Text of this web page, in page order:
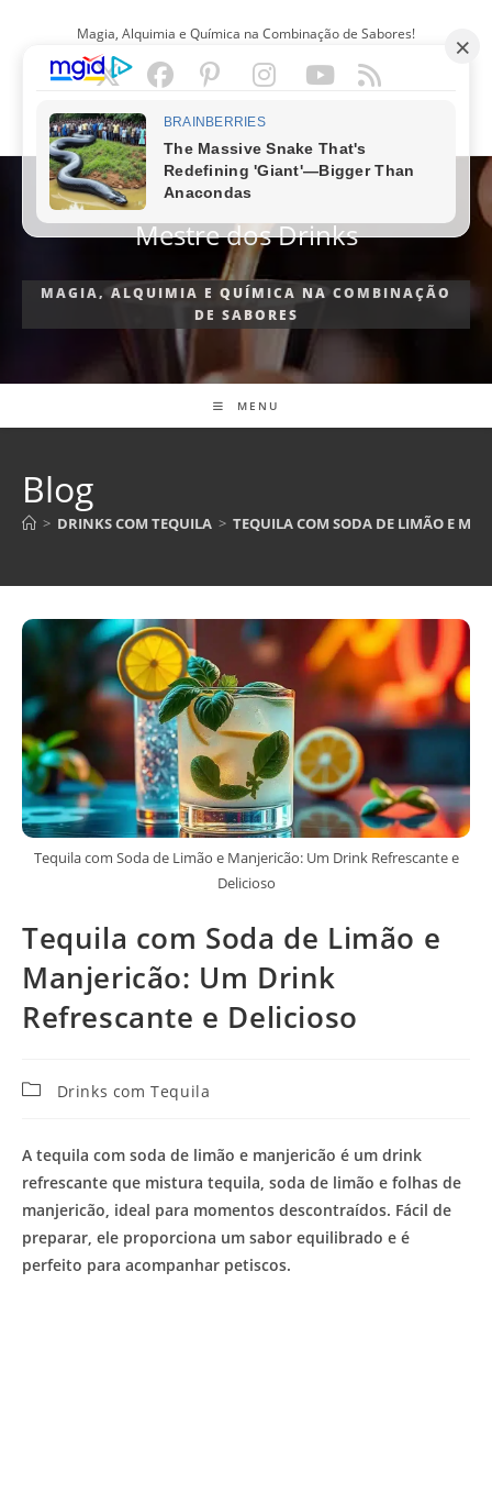
Magia, Alquimia e Química na Combinação de Sabores!
PORTUGUÊS
Mestre dos Drinks
MAGIA, ALQUIMIA E QUÍMICA NA COMBINAÇÃO
DE SABORES
MENU
Blog
> DRINKS COM TEQUILA > TEQUILA COM SODA DE LIMÃO E
Tequila com Soda de Limão e Manjericão: Um Drink Refrescante e
Delicioso
Tequila com Soda de Limão e
Manjericão: Um Drink
Refrescante e Delicioso
CategoriaDrinks com Tequila
A tequila com soda de limão e manjericão é um drink
refrescante que mistura tequila, soda de limão e folhas de
manjericão, ideal para momentos descontraídos. Fácil de
preparar, ele proporciona um sabor equilibrado e é
perfeito para acompanhar petiscos.